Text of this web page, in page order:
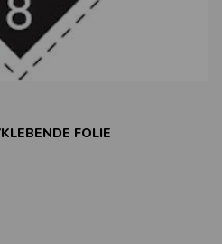
FOLIE